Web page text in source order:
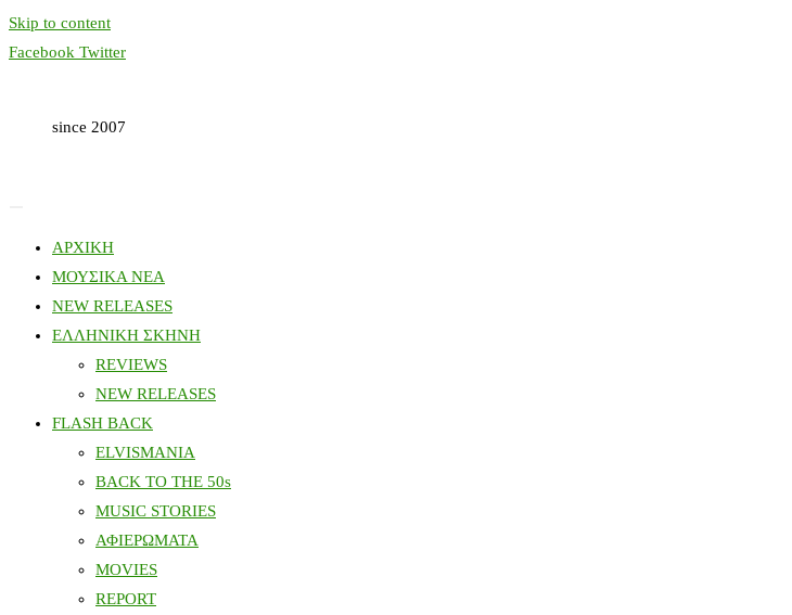
Skip to content
Facebook Twitter
since 2007
ΑΡΧΙΚΗ
ΜΟΥΣΙΚΑ ΝΕΑ
NEW RELEASES
ΕΛΛΗΝΙΚΗ ΣΚΗΝΗ
REVIEWS
NEW RELEASES
FLASH BACK
ELVISMANIA
BACK TO THE 50s
MUSIC STORIES
ΑΦΙΕΡΩΜΑΤΑ
MOVIES
REPORT